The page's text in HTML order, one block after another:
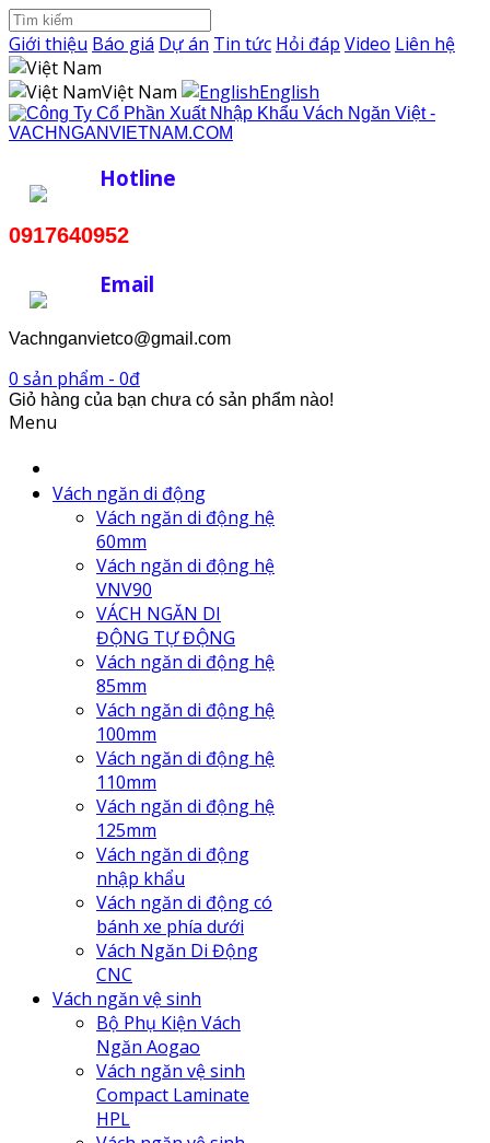
Giới thiệu Báo giá Dự án Tin tức Hỏi đáp Video Liên hệ
Việt Nam
English
Hotline
0917640952
Email
Vachnganvietco@gmail.com
0 sản phẩm - 0đ
Giỏ hàng của bạn chưa có sản phẩm nào!
Menu
Vách ngăn di động
Vách ngăn di động hệ
60mm
Vách ngăn di động hệ
VNV90
VÁCH NGĂN DI
ĐỘNG TỰ ĐỘNG
Vách ngăn di động hệ
85mm
Vách ngăn di động hệ
100mm
Vách ngăn di động hệ
110mm
Vách ngăn di động hệ
125mm
Vách ngăn di động
nhập khẩu
Vách ngăn di động có
bánh xe phía dưới
Vách Ngăn Di Động
CNC
Vách ngăn vệ sinh
Bộ Phụ Kiện Vách
Ngăn Aogao
Vách ngăn vệ sinh
Compact Laminate
HPL